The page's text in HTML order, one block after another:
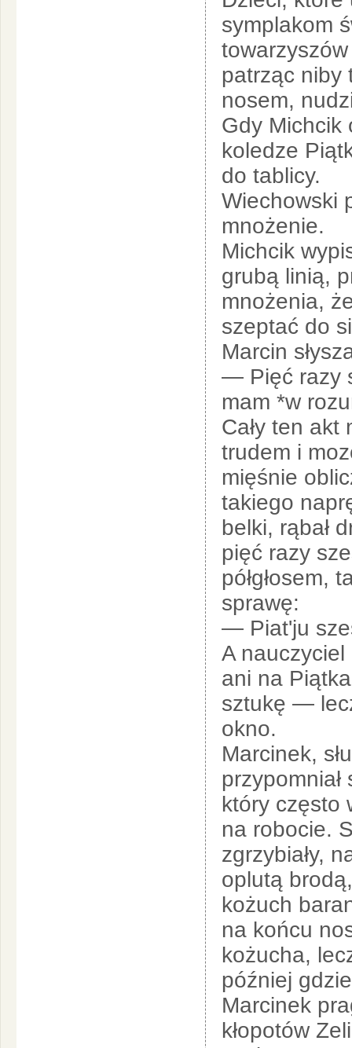
symplakom
patrząc niby
nosem,
Gdy Michcik
koledze
do tablicy.
Wiechowski
mnożenie.
Michcik
grubą linią,
mnożenia,
szeptać do
Marcin
— Pięć razy
mam *w
Cały ten akt
trudem i
mięśnie
takiego
belki, rąbał
pięć razy
półgłosem,
sprawę:
— Piat'ju
A nauczyciel
ani na
sztukę —
okno.
Marcinek,
który często
na robocie.
zgrzybiały,
oplutą
kożuch
na końcu
kożucha,
później
Marcinek
kłopotów